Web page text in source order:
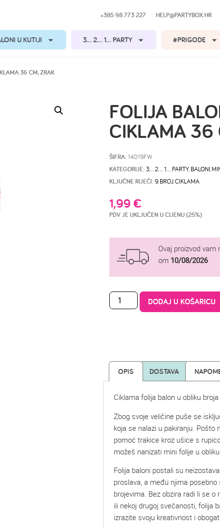
+385 98 773 227 HELP@PARTYBOX.HR
U KUTIJI 3… 2… 1… PARTY #PRIGODE
36 CM, ZRAK
FOLIJA
CIKLAMA 36
ŠIFRA: 14019FW
KATEGORIJE: 3… 2… 1… PARTY, BALONI
KLJUČNE RIJEČI: 9, BROJ,CIKLAMA
1,99€
PDV JE UKLJUČEN U CIJENU (25%)
Ovaj proizvod vam
om 10/08/2026
DODAJ U KOŠARICU
OPIS DOSTAVA
Ciklama folija balon u obliku
Zbog svoje veličine puše se
koja se nalazi u pakiranju. Pošto
pomoć trakice kroz ušice s
možeš nanizati mini folije u
Folija baloni postali su
proslava, a među njima
brojevima. Bez obzira radi li se o
ili nekoj drugoj svečanosti, folija
izrazite svoju kreativnost i